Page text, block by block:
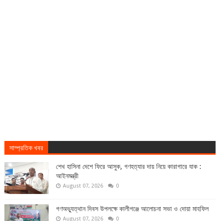
সাম্প্রতিক খবর
শেখ হাসিনা দেশে ফিরে আসুক, গণহত্যার দায় নিয়ে কারাগারে যাক :
আইনমন্ত্রী
August 07, 2026 0
গণঅভ্যুত্থান দিবস উপলক্ষে কালীগঞ্জে আলোচনা সভা ও দোয়া মাহফিল
August 07, 2026 0